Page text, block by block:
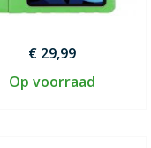
€ 29,99
Op voorraad